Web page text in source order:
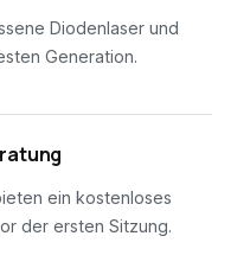
Diodenlaser und
Generation.
ein kostenloses
der ersten Sitzung.